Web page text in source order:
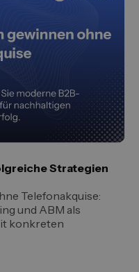
Strategien
Telefonakquise:
und ABM als
konkreten